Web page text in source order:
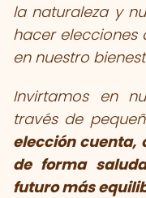
la naturaleza y
hacer elecciones
en nuestro
Invirtamos en
través de
elección cuenta,
de forma
futuro más